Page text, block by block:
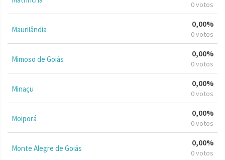
0 votos
Maurilândia
0,00%
0 votos
Mimoso de Goiás
0,00%
0 votos
Minaçu
0,00%
0 votos
Moiporá
0,00%
0 votos
Monte Alegre de Goiás
0,00%
0 votos